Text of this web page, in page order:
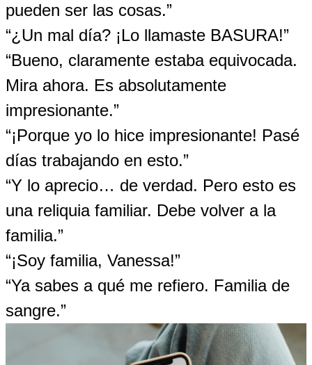
pueden ser las cosas.”
“¿Un mal día? ¡Lo llamaste BASURA!”
“Bueno, claramente estaba equivocada.
Mira ahora. Es absolutamente
impresionante.”
“¡Porque yo lo hice impresionante! Pasé
días trabajando en esto.”
“Y lo aprecio… de verdad. Pero esto es
una reliquia familiar. Debe volver a la
familia.”
“¡Soy familia, Vanessa!”
“Ya sabes a qué me refiero. Familia de
sangre.”